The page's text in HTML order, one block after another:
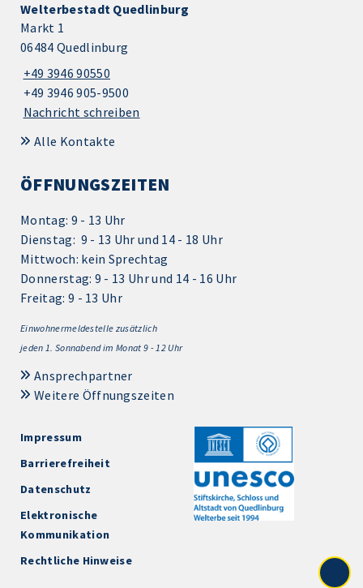
Welterbestadt Quedlinburg
Markt 1
06484 Quedlinburg
+49 3946 90550
+49 3946 905-9500
Nachricht schreiben
Alle Kontakte
ÖFFNUNGSZEITEN
Montag: 9 - 13 Uhr
Dienstag: 9 - 13 Uhr und 14 - 18 Uhr
Mittwoch: kein Sprechtag
Donnerstag: 9 - 13 Uhr und 14 - 16 Uhr
Freitag: 9 - 13 Uhr
Einwohnermeldestelle zusätzlich
jeden 1. Sonnabend im Monat 9 - 12 Uhr
Ansprechpartner
Weitere Öffnungszeiten
Impressum
Barrierefreiheit
Datenschutz
Elektronische
Kommunikation
Rechtliche Hinweise